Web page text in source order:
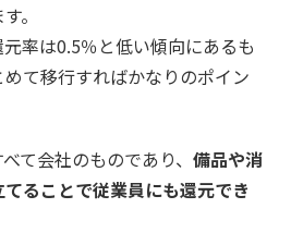
。
率は0.5％と低い傾向にあるも
て移行すればかなりのポイン
て会社のものであり、 備品や消
ることで従業員にも還元でき